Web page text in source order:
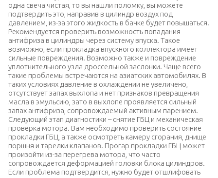
одна свеча чистая, то вы нашли поломку, вы можете
подтвердить это, направив в цилиндр воздух под
давлением, из-за этого жидкость в бачке будет повышаться.
Рекомендуется проверить возможность попадания
антифриза в цилиндры через систему впуска. Такое
возможно, если прокладка впускного коллектора имеет
сильные повреждения. Возможно также и повреждение
уплотнительного узла дроссельной заслонки. Чаще всего
такие проблемы встречаются на азиатских автомобилях. В
таких условиях давление в охлаждении не увеличено,
отсутствует запах выхлопа и нет признаков превращения
масла в эмульсию, зато в выхлопе проявляется сильный
запах антифриза, сопровождаемый активным парением.
Следующий этап диагностики – снятие ГБЦ и механическая
проверка мотора. Вам необходимо проверить состояние
прокладки ГБЦ, а также осмотреть камеру сгорания, днище
поршня и тарелки клапанов. Прогар прокладки ГБЦ может
произойти из-за перегрева мотора, что часто
сопровождается деформацией головки блока цилиндров.
Если проблема подтвердится, нужно будет отшлифовать